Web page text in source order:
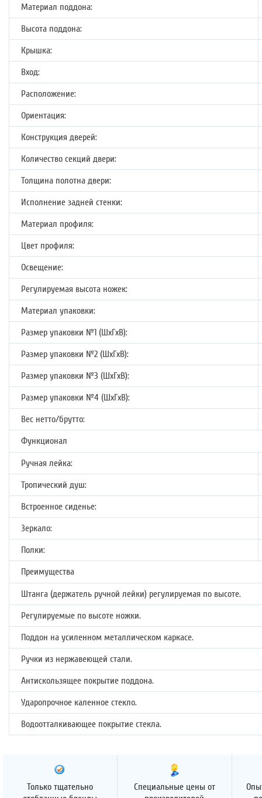
Материал поддона:
Высота поддона:
Крышка:
Вход:
Расположение:
Ориентация:
Конструкция дверей:
Количество секций двери:
Толщина полотна двери:
Исполнение задней стенки:
Материал профиля:
Цвет профиля:
Освещение:
Регулируемая высота ножек:
Материал упаковки:
Размер упаковки №1 (ШхГхВ):
Размер упаковки №2 (ШхГхВ):
Размер упаковки №3 (ШхГхВ):
Размер упаковки №4 (ШхГхВ):
Вес нетто/брутто:
Функционал
Ручная лейка:
Тропический душ:
Встроенное сиденье:
Зеркало:
Полки:
Преимущества
Штанга (держатель ручной лейки) регулируемая по высоте.
Регулируемые по высоте ножки.
Поддон на усиленном металлическом каркасе.
Ручки из нержавеющей стали.
Антискользящее покрытие поддона.
Ударопрочное каленное стекло.
Водоотталкивающее покрытие стекла.
Только тщательно
Специальные цены от